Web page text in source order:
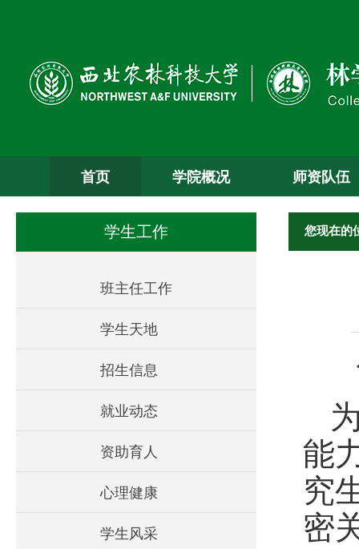
首页 学院概况 师资队伍
学生工作
班主任工作
学生天地
招生信息
就业动态
资助育人
心理健康
学生风采
您现在的
能
究
密